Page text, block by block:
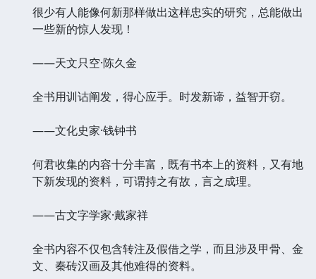
很少有人能像何新那样做出这样忠实的研究，总能做出
一些新的惊人发现！
——天文只空·陈久金
全书用训诂阐发，得心应手。时发新谛，益智开窃。
——文化史家·钱钟书
何君收集的内容十分丰富，既有书本上的资料，又有地
下新发现的资料，可谓持之有故，言之成理。
——古文字学家·戴家祥
全书内容不仅包含转注及假借之学，而且涉及甲骨、金
文、秦砖汉画及其他难得的资料。